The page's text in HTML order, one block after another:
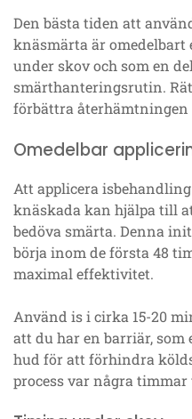
Den bästa tiden att
knäsmärta är
under skov och som en
smärthanteringsrutin.
förbättra återhämtningen
Omedelbar
Att applicera
knäskada kan hjälpa till
bedöva smärta. Denna
börja inom de första 48
maximal effektivitet.
Använd is i cirka 15-20
att du har en barriär, som
hud för att förhindra
process var några timmar